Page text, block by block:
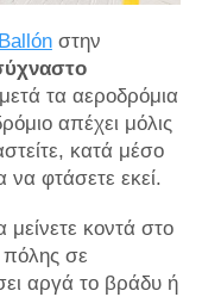
στην
τα αεροδρόμια
απέχει μόλις
κατά μέσο
να φτάσετε εκεί.
μείνετε κοντά στο
πόλης σε
αργά το βράδυ ή